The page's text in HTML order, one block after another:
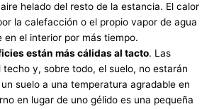
helado del resto de la estancia. El calor
la calefacción o el propio vapor de agua
en el interior por más tiempo.
están más cálidas al tacto. Las
techo y, sobre todo, el suelo, no estarán
suelo a una temperatura agradable en
en lugar de uno gélido es una pequeña